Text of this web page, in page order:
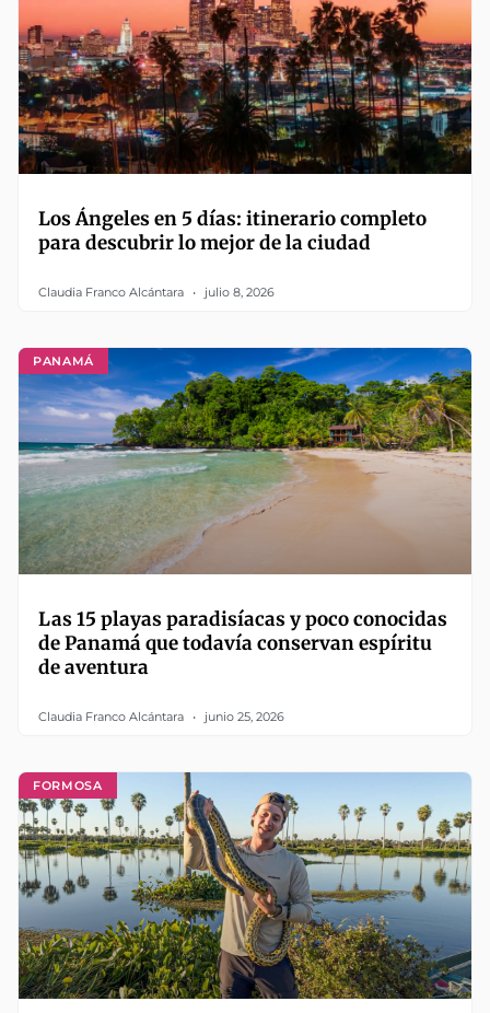
Los Ángeles en 5 días: itinerario completo
para descubrir lo mejor de la ciudad
Claudia Franco Alcántara julio 8, 2026
PANAMÁ
Las 15 playas paradisíacas y poco conocidas
de Panamá que todavía conservan espíritu
de aventura
Claudia Franco Alcántara junio 25, 2026
FORMOSA